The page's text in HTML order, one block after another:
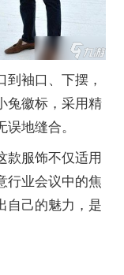
袖口、下摆，
兔徽标，采用精
地缝合。
款服饰不仅适用
行业会议中的焦
自己的魅力，是